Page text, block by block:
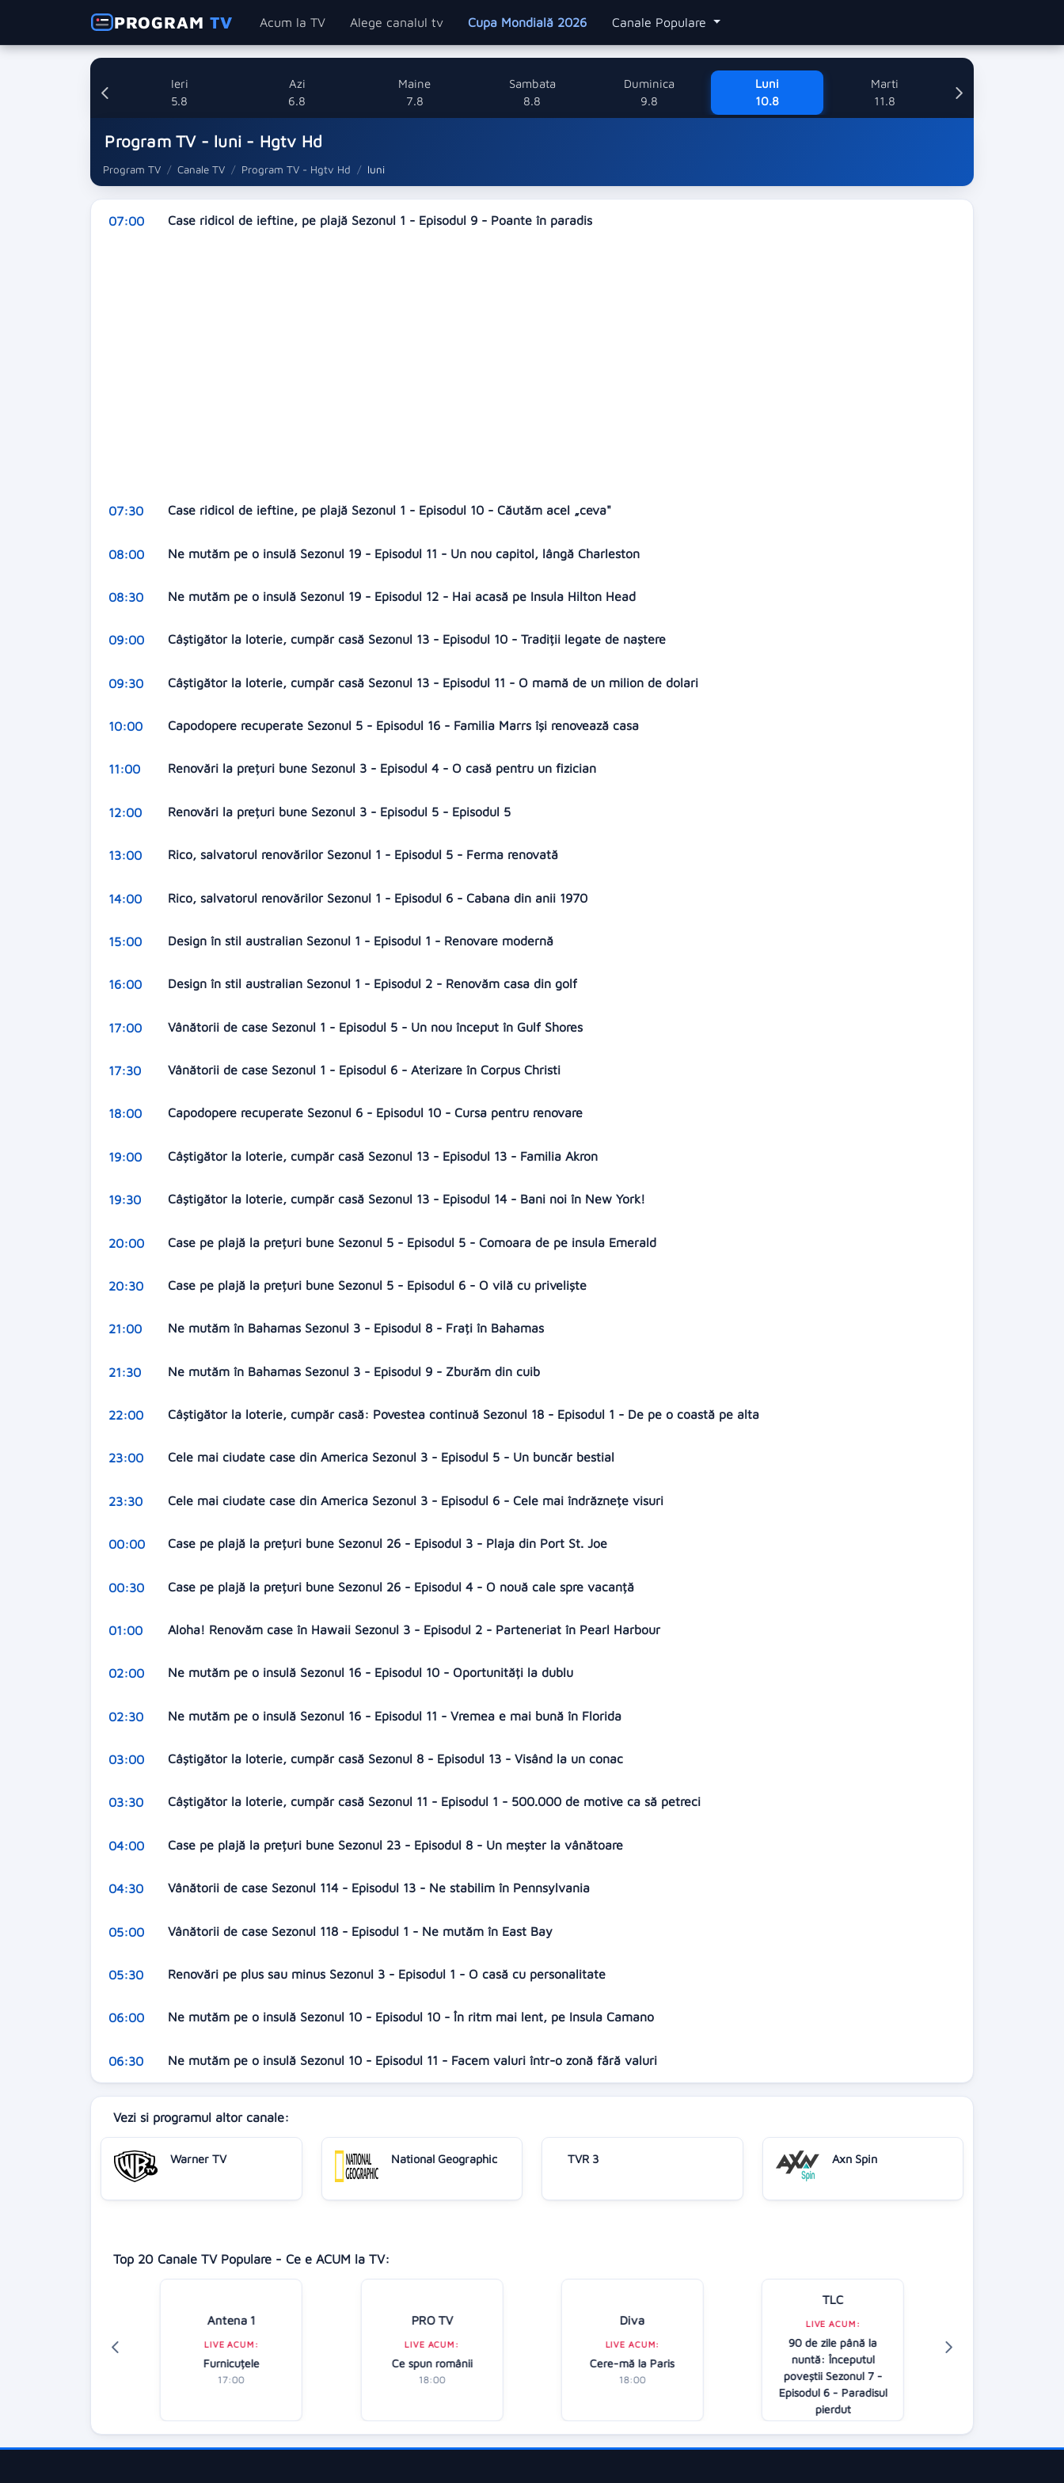
PROGRAMTV Acum la TV Alege canalul tv Cupa Mondială 2026 Canale Populare
Ieri
5.8
Azi
6.8
Maine
7.8
Sambata
8.8
Duminica
9.8
Luni
10.8
Marti
11.8
Program TV - luni - Hgtv Hd
Program TV Canale TV Program TV - Hgtv Hd luni
07:00 Case ridicol de ieftine, pe plajă Sezonul 1 - Episodul 9 - Poante în paradis
07:30 Case ridicol de ieftine, pe plajă Sezonul 1 - Episodul 10 - Căutăm acel „ceva"
08:00 Ne mutăm pe o insulă Sezonul 19 - Episodul 11 - Un nou capitol, lângă Charleston
08:30 Ne mutăm pe o insulă Sezonul 19 - Episodul 12 - Hai acasă pe Insula Hilton Head
09:00 Câștigător la loterie, cumpăr casă Sezonul 13 - Episodul 10 - Tradiții legate de naștere
09:30 Câștigător la loterie, cumpăr casă Sezonul 13 - Episodul 11 - O mamă de un milion de dolari
10:00 Capodopere recuperate Sezonul 5 - Episodul 16 - Familia Marrs își renovează casa
11:00 Renovări la prețuri bune Sezonul 3 - Episodul 4 - O casă pentru un fizician
12:00 Renovări la prețuri bune Sezonul 3 - Episodul 5 - Episodul 5
13:00 Rico, salvatorul renovărilor Sezonul 1 - Episodul 5 - Ferma renovată
14:00 Rico, salvatorul renovărilor Sezonul 1 - Episodul 6 - Cabana din anii 1970
15:00 Design în stil australian Sezonul 1 - Episodul 1 - Renovare modernă
16:00 Design în stil australian Sezonul 1 - Episodul 2 - Renovăm casa din golf
17:00 Vânătorii de case Sezonul 1 - Episodul 5 - Un nou început în Gulf Shores
17:30 Vânătorii de case Sezonul 1 - Episodul 6 - Aterizare în Corpus Christi
18:00 Capodopere recuperate Sezonul 6 - Episodul 10 - Cursa pentru renovare
19:00 Câștigător la loterie, cumpăr casă Sezonul 13 - Episodul 13 - Familia Akron
19:30 Câștigător la loterie, cumpăr casă Sezonul 13 - Episodul 14 - Bani noi în New York!
20:00 Case pe plajă la prețuri bune Sezonul 5 - Episodul 5 - Comoara de pe insula Emerald
20:30 Case pe plajă la prețuri bune Sezonul 5 - Episodul 6 - O vilă cu priveliște
21:00 Ne mutăm în Bahamas Sezonul 3 - Episodul 8 - Frați în Bahamas
21:30 Ne mutăm în Bahamas Sezonul 3 - Episodul 9 - Zburăm din cuib
22:00 Câștigător la loterie, cumpăr casă: Povestea continuă Sezonul 18 - Episodul 1 - De pe o coastă pe alta
23:00 Cele mai ciudate case din America Sezonul 3 - Episodul 5 - Un buncăr bestial
23:30 Cele mai ciudate case din America Sezonul 3 - Episodul 6 - Cele mai îndrăznețe visuri
00:00 Case pe plajă la prețuri bune Sezonul 26 - Episodul 3 - Plaja din Port St. Joe
00:30 Case pe plajă la prețuri bune Sezonul 26 - Episodul 4 - O nouă cale spre vacanță
01:00 Aloha! Renovăm case în Hawaii Sezonul 3 - Episodul 2 - Parteneriat în Pearl Harbour
02:00 Ne mutăm pe o insulă Sezonul 16 - Episodul 10 - Oportunități la dublu
02:30 Ne mutăm pe o insulă Sezonul 16 - Episodul 11 - Vremea e mai bună în Florida
03:00 Câștigător la loterie, cumpăr casă Sezonul 8 - Episodul 13 - Visând la un conac
03:30 Câștigător la loterie, cumpăr casă Sezonul 11 - Episodul 1 - 500.000 de motive ca să petreci
04:00 Case pe plajă la prețuri bune Sezonul 23 - Episodul 8 - Un meșter la vânătoare
04:30 Vânătorii de case Sezonul 114 - Episodul 13 - Ne stabilim în Pennsylvania
05:00 Vânătorii de case Sezonul 118 - Episodul 1 - Ne mutăm în East Bay
05:30 Renovări pe plus sau minus Sezonul 3 - Episodul 1 - O casă cu personalitate
06:00 Ne mutăm pe o insulă Sezonul 10 - Episodul 10 - În ritm mai lent, pe Insula Camano
06:30 Ne mutăm pe o insulă Sezonul 10 - Episodul 11 - Facem valuri într-o zonă fără valuri
Vezi si programul altor canale:
Warner TV National Geographic TVR 3 Axn Spin
Top 20 Canale TV Populare - Ce e ACUM la TV:
Antena 1
LIVE ACUM:
Furnicuțele
17:00
PRO TV
LIVE ACUM:
Ce spun românii
18:00
Diva
LIVE ACUM:
Cere-mă la Paris
18:00
TLC
LIVE ACUM:
90 de zile până la
nuntă: Începutul
poveştii Sezonul 7 -
Episodul 6 - Paradisul
pierdut